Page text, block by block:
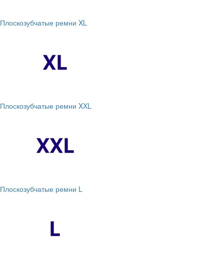
Плоскозубчатые ремни XL
Плоскозубчатые ремни XXL
Плоскозубчатые ремни L